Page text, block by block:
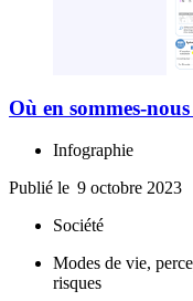
Où en sommes-
Infographie
Publié le 9 octobre 2023
Société
Modes de vie,
risques